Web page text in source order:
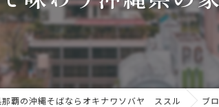
那覇の沖縄そばならオキナワソバヤ ススル ブ